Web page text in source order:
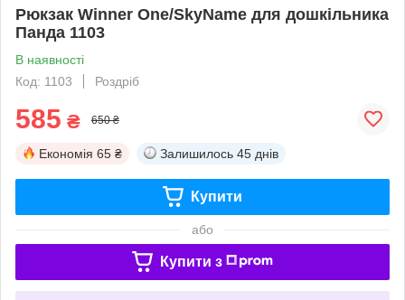
Рюкзак Winner One/SkyName для дошкільника
Панда 1103
В наявності
Код: 1103
Роздріб
585 ₴ 650 ₴
Економія 65 ₴ Залишилось 45 днів
Купити
або
Купити з